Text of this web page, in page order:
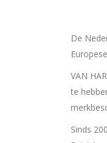
De
VAN
te
Sinds